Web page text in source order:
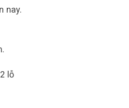
nay.
lỗ